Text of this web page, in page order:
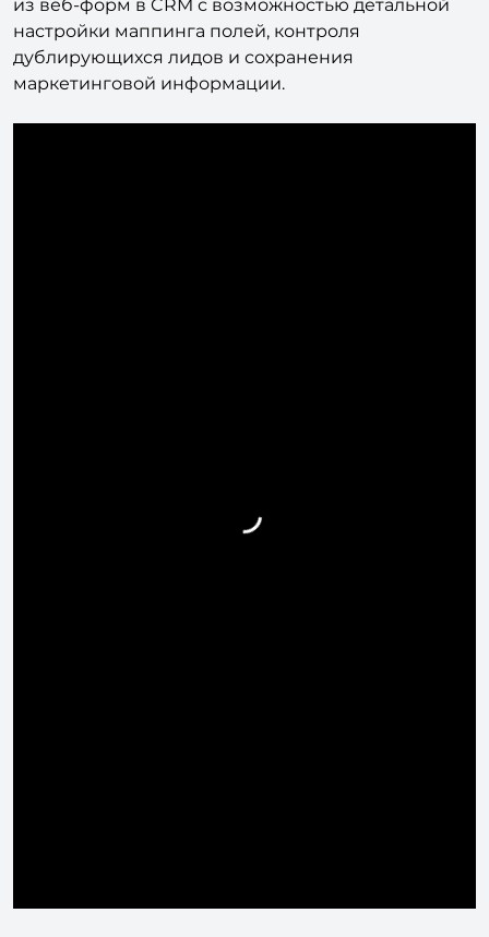
обеспечивает автоматическую передачу данных
из веб-форм в CRM с возможностью детальной
настройки маппинга полей, контроля
дублирующихся лидов и сохранения
маркетинговой информации.